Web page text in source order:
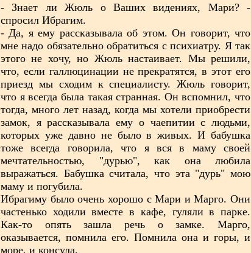
- Знает ли Жюль о Ваших видениях, Мари? -
спросил Ибрагим.
- Да, я ему рассказывала об этом. Он говорит, что
мне надо обязательно обратиться с психиатру. Я так
этого не хочу, но Жюль настаивает. Мы решили,
что, если галлюцинации не прекратятся, в этот его
приезд мы сходим к специалисту. Жюль говорит,
что я всегда была такая странная. Он вспомнил, что
тогда, много лет назад, когда мы хотели приобрести
замок, я рассказывала ему о чаепитии с людьми,
которых уже давно не было в живых. И бабушка
тоже всегда говорила, что я вся в маму своей
мечтательностью, "дурью", как она любила
выражаться. Бабушка считала, что эта "дурь" мою
маму и погубила.
Ибрагиму было очень хорошо с Мари и Марго. Они
частенько ходили вместе в кафе, гуляли в парке.
Как-то опять зашла речь о замке. Марго,
оказывается, помнила его. Помнила она и горы, и
море, и консула.